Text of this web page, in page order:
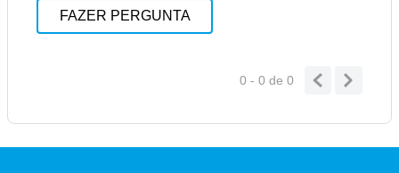
FAZER PERGUNTA
0 - 0 de 0